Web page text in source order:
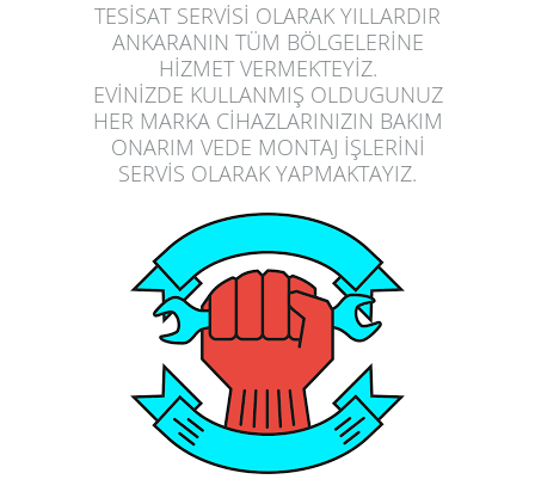
TESİSAT SERVİSİ OLARAK YILLARDIR
ANKARANIN TÜM BÖLGELERİNE
HİZMET VERMEKTEYİZ.
EVİNİZDE KULLANMIŞ OLDUGUNUZ
HER MARKA CİHAZLARINIZIN BAKIM
ONARIM VEDE MONTAJ İŞLERİNİ
SERVİS OLARAK YAPMAKTAYIZ.